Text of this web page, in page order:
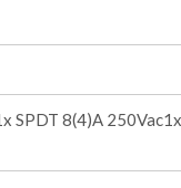
SPDT 8(4)A